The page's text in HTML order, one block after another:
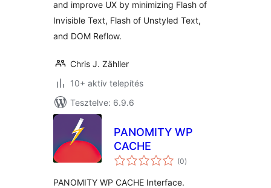
and improve UX by minimizing Flash of
Invisible Text, Flash of Unstyled Text,
and DOM Reflow.
Chris J. Zähller
10+ aktív telepítés
Tesztelve: 6.9.6
PANOMITY WP
CACHE
(0értékelés
összesen
)
PANOMITY WP CACHE Interface.